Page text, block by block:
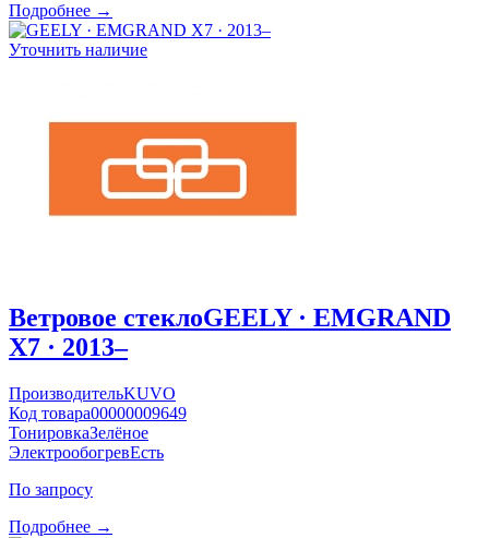
Подробнее →
Уточнить наличие
Ветровое стеклоGEELY · EMGRAND
X7 · 2013–
ПроизводительKUVO
Код товара00000009649
ТонировкаЗелёное
ЭлектрообогревЕсть
По запросу
Подробнее →